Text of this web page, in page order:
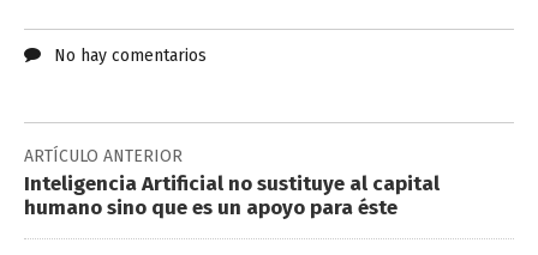
No hay comentarios
ARTÍCULO ANTERIOR
Inteligencia Artificial no sustituye al capital
humano sino que es un apoyo para éste